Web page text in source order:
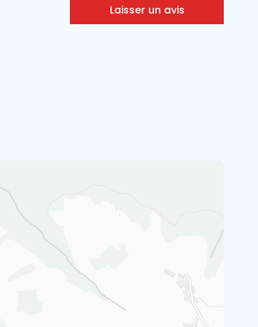
Laisser un avis